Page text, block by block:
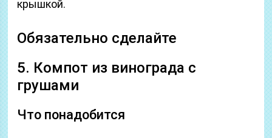
крышкой.
Обязательно сделайте
5. Компот из винограда с
грушами
Что понадобится